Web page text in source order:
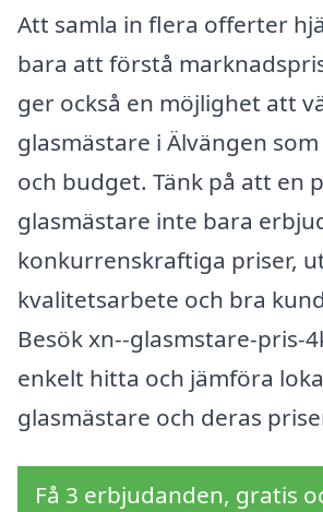
Att samla in flera offerter
bara att förstå
ger också en möjlighet att
glasmästare i Älvängen
och budget. Tänk på att en
glasmästare inte bara
konkurrenskraftiga priser,
kvalitetsarbete och bra
Besök xn--glasmstare-pris-
enkelt hitta och jämföra
glasmästare och deras
Få 3 erbjudanden, gratis